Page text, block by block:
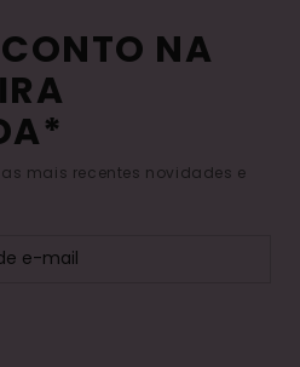
NA
mais recentes novidades e